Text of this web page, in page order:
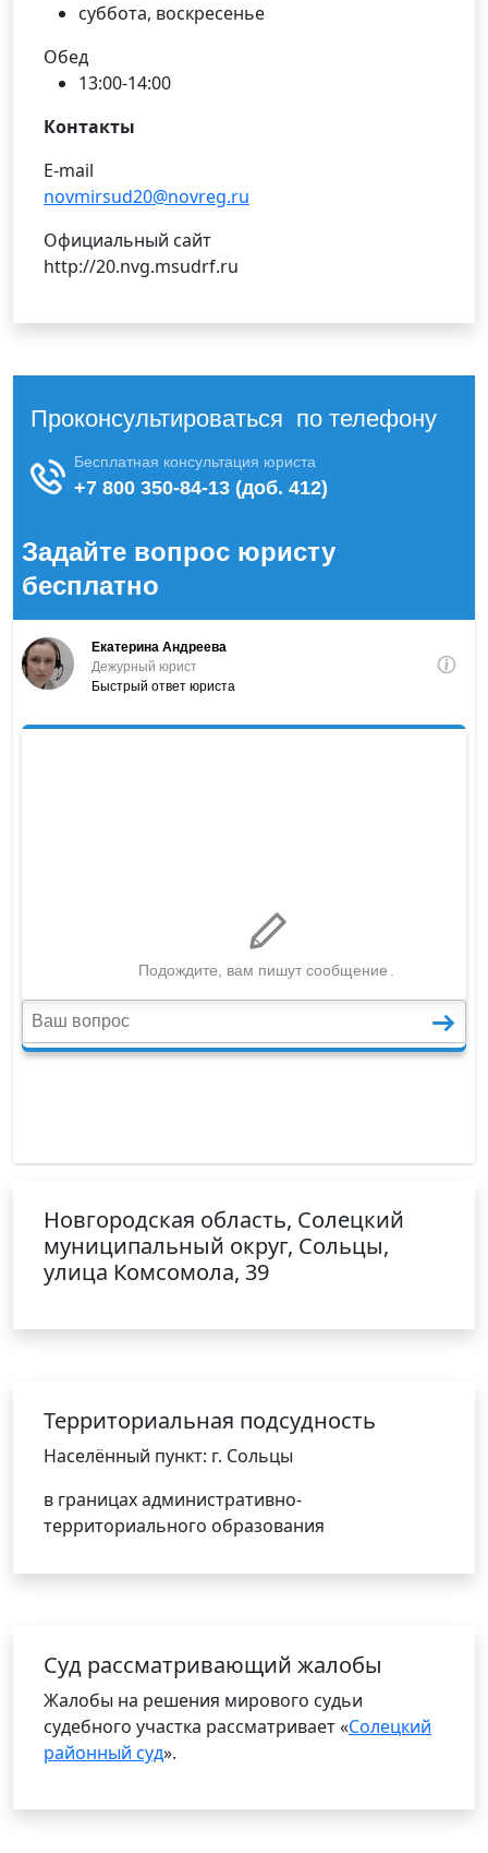
суббота, воскресенье
Обед
13:00-14:00
Контакты
E-mail
novmirsud20@novreg.ru
Официальный сайт
http://20.nvg.msudrf.ru
Новгородская область, Солецкий
муниципальный округ, Сольцы,
улица Комсомола, 39
Территориальная подсудность
Населённый пункт: г. Сольцы
в границах административно-
территориального образования
Cуд рассматривающий жалобы
Жалобы на решения мирового судьи
судебного участка рассматривает «Солецкий
районный суд».